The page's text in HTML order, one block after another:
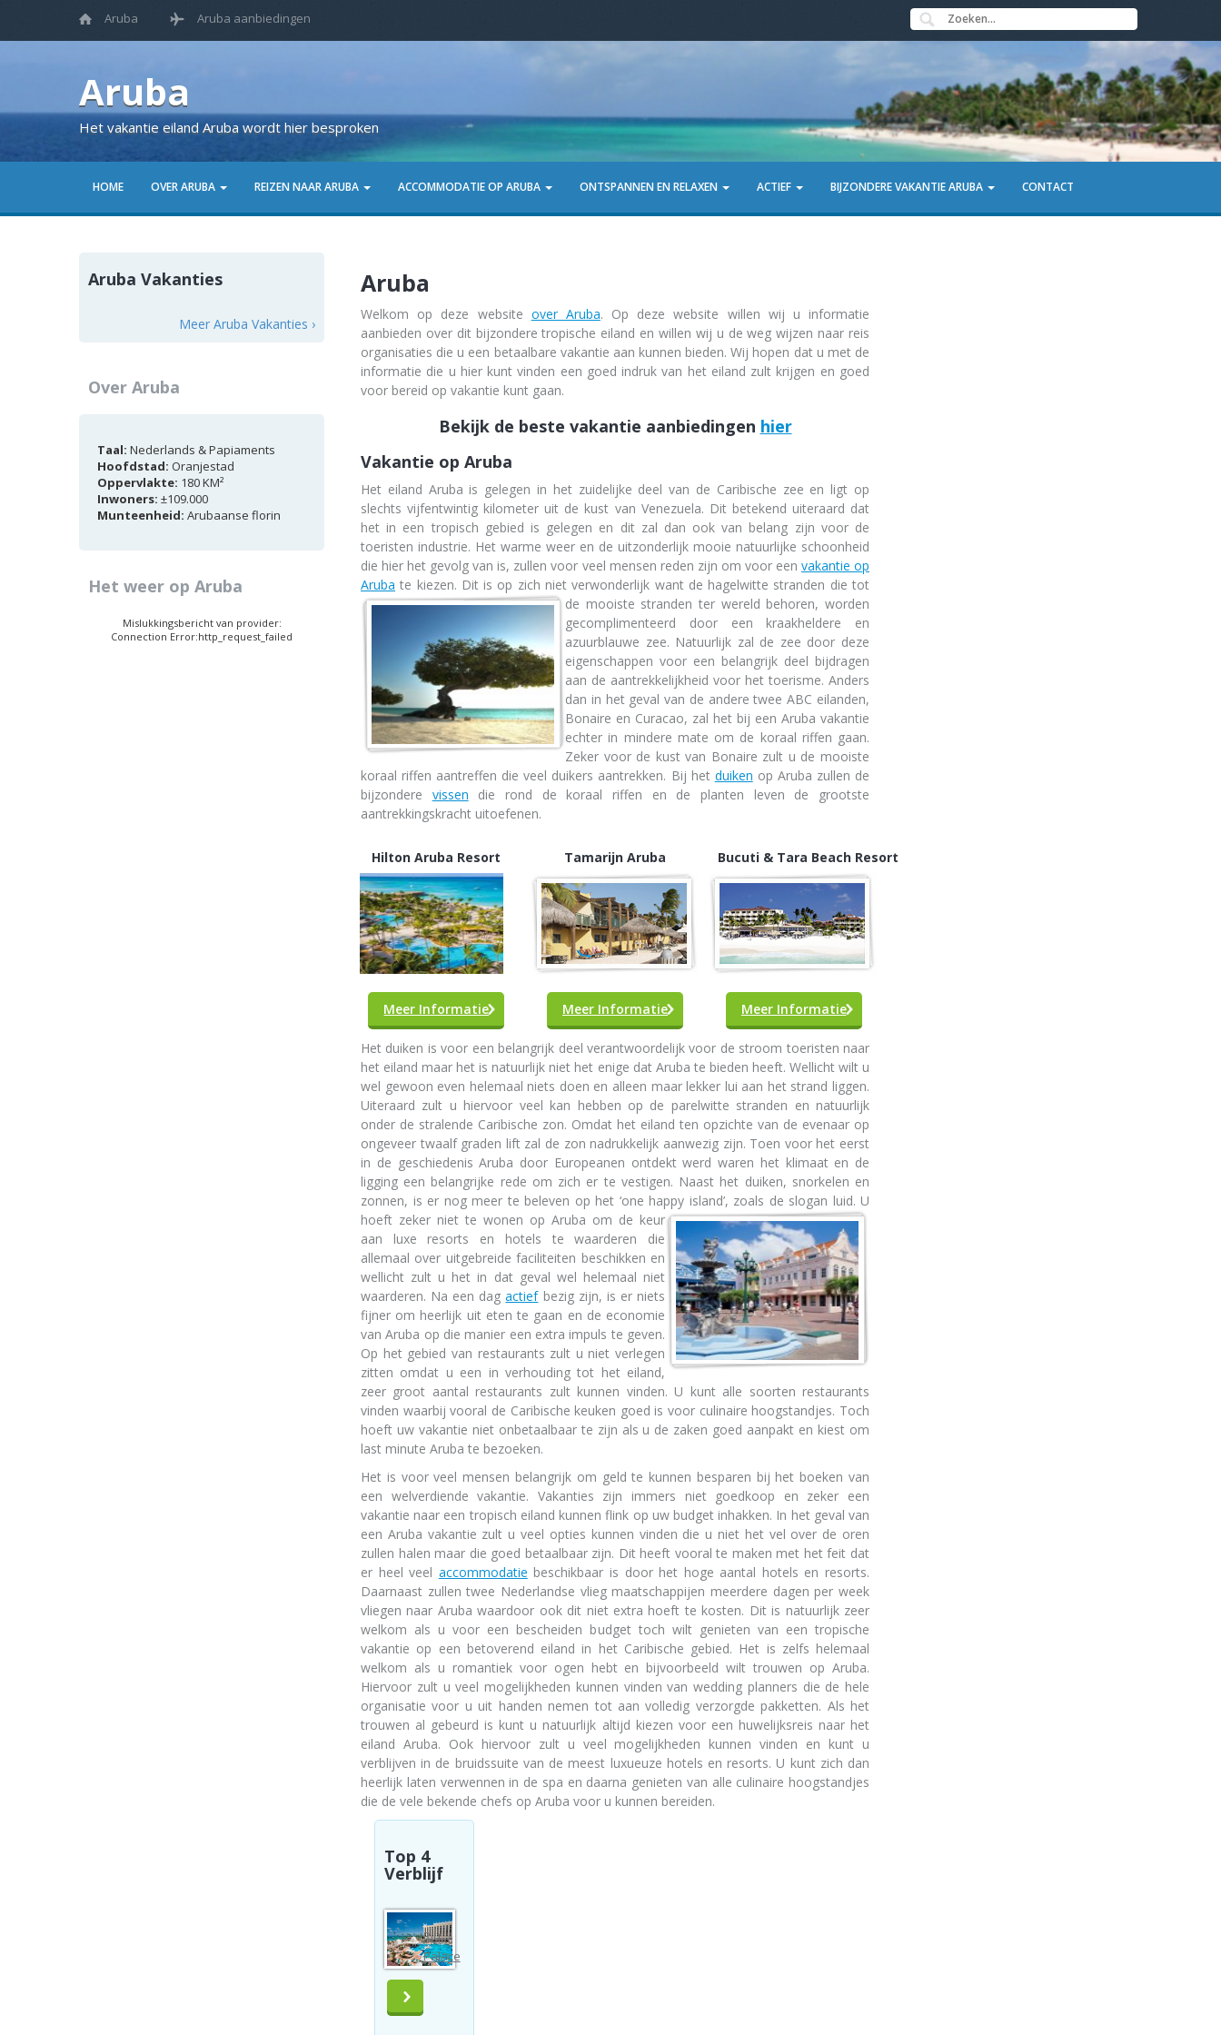
Aruba Aruba aanbiedingen
Aruba
Het vakantie eiland Aruba wordt hier besproken
HOME OVER ARUBA REIZEN NAAR ARUBA ACCOMMODATIE OP ARUBA ONTSPANNEN EN RELAXEN ACTIEF BIJZONDERE VAKANTIE ARUBA CONTACT
Aruba Vakanties
Meer Aruba Vakanties ›
Over Aruba
Taal: Nederlands & Papiaments
Hoofdstad: Oranjestad
Oppervlakte: 180 KM²
Inwoners: ±109.000
Munteenheid: Arubaanse florin
Het weer op Aruba
Mislukkingsbericht van provider:
Connection Error:http_request_failed
Aruba
Welkom op deze website over Aruba. Op deze website willen wij u informatie
aanbieden over dit bijzondere tropische eiland en willen wij u de weg wijzen naar reis
organisaties die u een betaalbare vakantie aan kunnen bieden. Wij hopen dat u met de
informatie die u hier kunt vinden een goed indruk van het eiland zult krijgen en goed
voor bereid op vakantie kunt gaan.
Bekijk de beste vakantie aanbiedingen hier
Vakantie op Aruba
Het eiland Aruba is gelegen in het zuidelijke deel van de Caribische zee en ligt op
slechts vijfentwintig kilometer uit de kust van Venezuela. Dit betekend uiteraard dat
het in een tropisch gebied is gelegen en dit zal dan ook van belang zijn voor de
toeristen industrie. Het warme weer en de uitzonderlijk mooie natuurlijke schoonheid
die hier het gevolg van is, zullen voor veel mensen reden zijn om voor een vakantie op
Aruba te kiezen. Dit is op zich niet verwonderlijk want de hagelwitte stranden die tot
de mooiste stranden ter wereld behoren, worden
gecomplimenteerd door een kraakheldere en
azuurblauwe zee. Natuurlijk zal de zee door deze
eigenschappen voor een belangrijk deel bijdragen
aan de aantrekkelijkheid voor het toerisme. Anders
dan in het geval van de andere twee ABC eilanden,
Bonaire en Curacao, zal het bij een Aruba vakantie
echter in mindere mate om de koraal riffen gaan.
Zeker voor de kust van Bonaire zult u de mooiste
koraal riffen aantreffen die veel duikers aantrekken. Bij het duiken op Aruba zullen de
bijzondere vissen die rond de koraal riffen en de planten leven de grootste
aantrekkingskracht uitoefenen.
Hilton Aruba Resort
Meer Informatie
Tamarijn Aruba
Meer Informatie
Bucuti & Tara Beach Resort
Meer Informatie
Het duiken is voor een belangrijk deel verantwoordelijk voor de stroom toeristen naar
het eiland maar het is natuurlijk niet het enige dat Aruba te bieden heeft. Wellicht wilt u
wel gewoon even helemaal niets doen en alleen maar lekker lui aan het strand liggen.
Uiteraard zult u hiervoor veel kan hebben op de parelwitte stranden en natuurlijk
onder de stralende Caribische zon. Omdat het eiland ten opzichte van de evenaar op
ongeveer twaalf graden lift zal de zon nadrukkelijk aanwezig zijn. Toen voor het eerst
in de geschiedenis Aruba door Europeanen ontdekt werd waren het klimaat en de
ligging een belangrijke rede om zich er te vestigen. Naast het duiken, snorkelen en
zonnen, is er nog meer te beleven op het ‘one happy island’, zoals de slogan luid. U
hoeft zeker niet te wonen op Aruba om de keur
aan luxe resorts en hotels te waarderen die
allemaal over uitgebreide faciliteiten beschikken en
wellicht zult u het in dat geval wel helemaal niet
waarderen. Na een dagactiefbezig zijn, is er niets
fijner om heerlijk uit eten te gaan en de economie
van Aruba op die manier een extra impuls te geven.
Op het gebied van restaurants zult u niet verlegen
zitten omdat u een in verhouding tot het eiland,
zeer groot aantal restaurants zult kunnen vinden. U kunt alle soorten restaurants
vinden waarbij vooral de Caribische keuken goed is voor culinaire hoogstandjes. Toch
hoeft uw vakantie niet onbetaalbaar te zijn als u de zaken goed aanpakt en kiest om
last minute Aruba te bezoeken.
Het is voor veel mensen belangrijk om geld te kunnen besparen bij het boeken van
een welverdiende vakantie. Vakanties zijn immers niet goedkoop en zeker een
vakantie naar een tropisch eiland kunnen flink op uw budget inhakken. In het geval van
een Aruba vakantie zult u veel opties kunnen vinden die u niet het vel over de oren
zullen halen maar die goed betaalbaar zijn. Dit heeft vooral te maken met het feit dat
er heel veel accommodatie beschikbaar is door het hoge aantal hotels en resorts.
Daarnaast zullen twee Nederlandse vlieg maatschappijen meerdere dagen per week
vliegen naar Aruba waardoor ook dit niet extra hoeft te kosten. Dit is natuurlijk zeer
welkom als u voor een bescheiden budget toch wilt genieten van een tropische
vakantie op een betoverend eiland in het Caribische gebied. Het is zelfs helemaal
welkom als u romantiek voor ogen hebt en bijvoorbeeld wilt trouwen op Aruba.
Hiervoor zult u veel mogelijkheden kunnen vinden van wedding planners die de hele
organisatie voor u uit handen nemen tot aan volledig verzorgde pakketten. Als het
trouwen al gebeurd is kunt u natuurlijk altijd kiezen voor een huwelijksreis naar het
eiland Aruba. Ook hiervoor zult u veel mogelijkheden kunnen vinden en kunt u
verblijven in de bruidssuite van de meest luxueuze hotels en resorts. U kunt zich dan
heerlijk laten verwennen in de spa en daarna genieten van alle culinaire hoogstandjes
die de vele bekende chefs op Aruba voor u kunnen bereiden.
Top 4
Verblijf
Riu
Palace